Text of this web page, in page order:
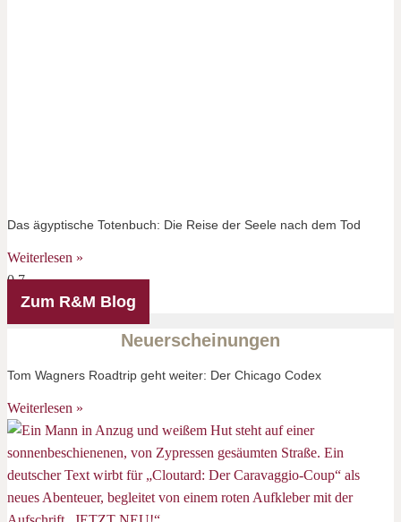
Das ägyptische Totenbuch: Die Reise der Seele nach dem Tod
Weiterlesen »
Zum R&M Blog
Neuerscheinungen
Tom Wagners Roadtrip geht weiter: Der Chicago Codex
Weiterlesen »